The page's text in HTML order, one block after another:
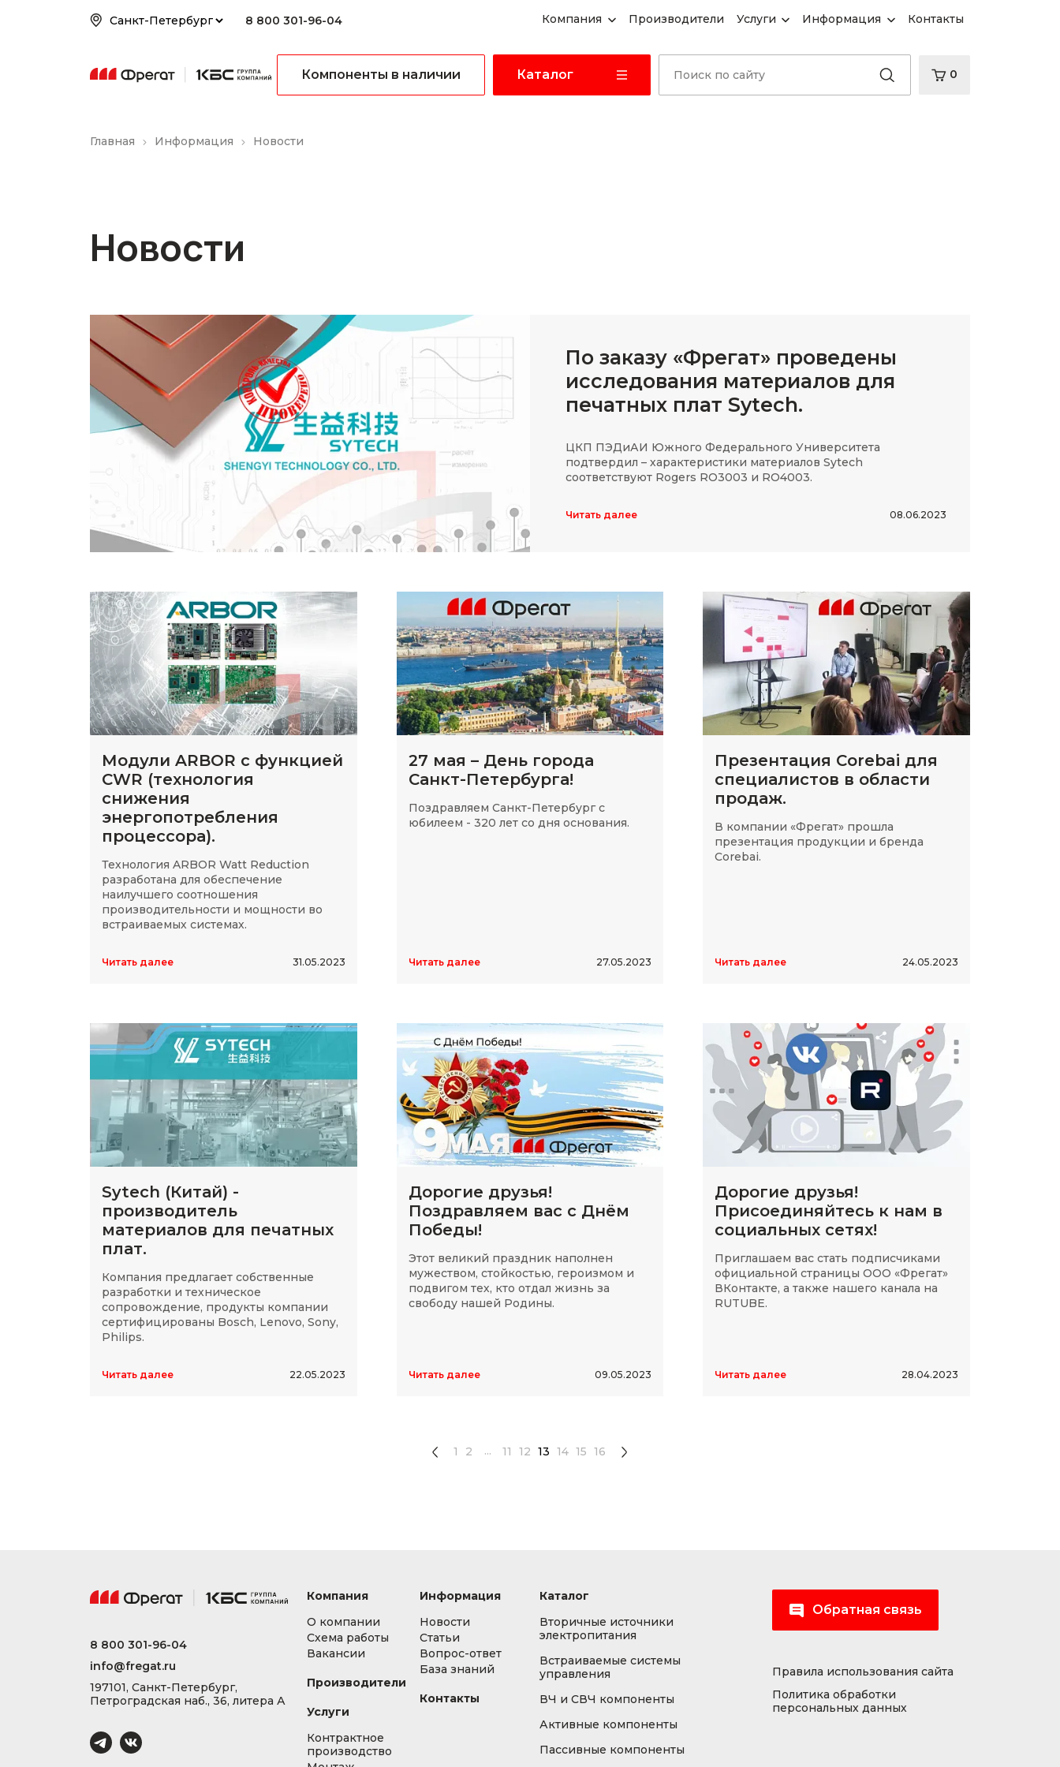
8 800 301-96-04 Компания Производители Услуги Информация Контакты
Компоненты в наличии Каталог 0
Главная Информация Новости
Новости
По заказу «Фрегат» проведены
исследования материалов для
печатных плат Sytech.
ЦКП ПЭДиАИ Южного Федерального Университета
подтвердил – характеристики материалов Sytech
соответствуют Rogers RO3003 и RO4003.
Читать далее 08.06.2023
Модули ARBOR с функцией
CWR (технология
снижения
энергопотребления
процессора).
Технология ARBOR Watt Reduction
разработана для обеспечение
наилучшего соотношения
производительности и мощности во
встраиваемых системах.
Читать далее 31.05.2023
27 мая – День города
Санкт-Петербурга!
Поздравляем Санкт-Петербург с
юбилеем - 320 лет со дня основания.
Читать далее 27.05.2023
Презентация Corebai для
специалистов в области
продаж.
В компании «Фрегат» прошла
презентация продукции и бренда
Corebai.
Читать далее 24.05.2023
Sytech (Китай) -
производитель
материалов для печатных
плат.
Компания предлагает собственные
разработки и техническое
сопровождение, продукты компании
сертифицированы Bosch, Lenovo, Sony,
Philips.
Читать далее 22.05.2023
Дорогие друзья!
Поздравляем вас с Днём
Победы!
Этот великий праздник наполнен
мужеством, стойкостью, героизмом и
подвигом тех, кто отдал жизнь за
свободу нашей Родины.
Читать далее 09.05.2023
Дорогие друзья!
Присоединяйтесь к нам в
социальных сетях!
Приглашаем вас стать подписчиками
официальной страницы ООО «Фрегат»
ВКонтакте, а также нашего канала на
RUTUBE.
Читать далее 28.04.2023
1 2 ... 11 12 13 14 15 16
8 800 301-96-04
info@fregat.ru
197101, Санкт-Петербург,
Петроградская наб., 36, литера А
Компания
О компании
Схема работы
Вакансии
Производители
Услуги
Контрактное
производство
Информация
Новости
Статьи
Вопрос-ответ
База знаний
Контакты
Каталог
Вторичные источники
электропитания
Встраиваемые системы
управления
ВЧ и СВЧ компоненты
Активные компоненты
Пассивные компоненты
Обратная связь
Правила использования сайта
Политика обработки
персональных данных